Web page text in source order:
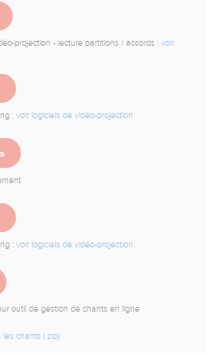
projection - lecture partitions / accords : voir
: voir logiciels de vidéo-projection
: voir logiciels de vidéo-projection
outil de gestion de chants en ligne
chants (.zip)